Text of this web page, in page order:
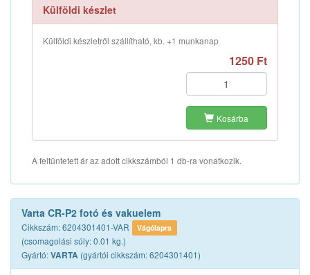
Külföldi készlet
Külföldi készletről szállítható, kb. +1 munkanap
1250 Ft
Kosárba
A feltüntetett ár az adott cikkszámból 1 db-ra vonatkozik.
Varta CR-P2 fotó és vakuelem
Cikkszám: 6204301401-VAR Vágólapra
(csomagolási súly: 0.01 kg.)
Gyártó:VARTA (gyártói cikkszám: 6204301401)